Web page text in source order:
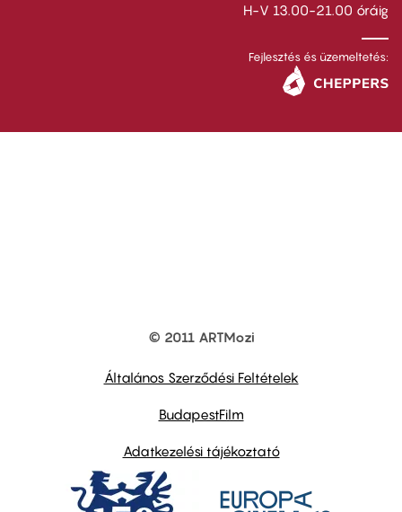
H-V 13.00-21.00 óráig
Fejlesztés és üzemeltetés:
© 2011 ARTMozi
Általános Szerződési Feltételek
BudapestFilm
Adatkezelési tájékoztató